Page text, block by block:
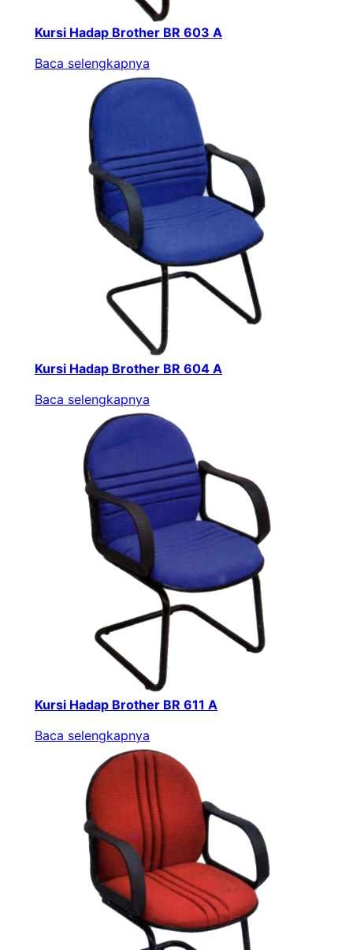
Kursi Hadap Brother BR 603 A
Baca selengkapnya
Kursi Hadap Brother BR 604 A
Baca selengkapnya
Kursi Hadap Brother BR 611 A
Baca selengkapnya